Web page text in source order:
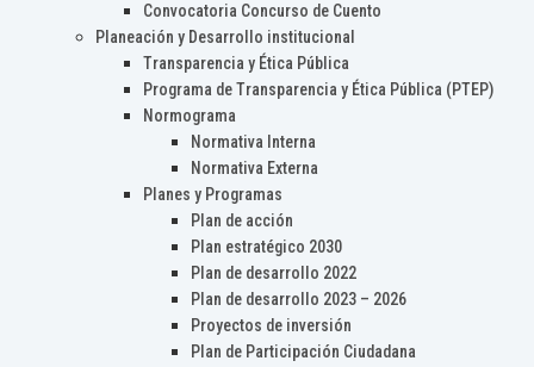
Convocatoria Concurso de Cuento
Planeación y Desarrollo institucional
Transparencia y Ética Pública
Programa de Transparencia y Ética Pública (PTEP)
Normograma
Normativa Interna
Normativa Externa
Planes y Programas
Plan de acción
Plan estratégico 2030
Plan de desarrollo 2022
Plan de desarrollo 2023 – 2026
Proyectos de inversión
Plan de Participación Ciudadana